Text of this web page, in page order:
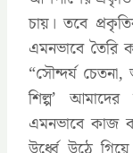
চায়। তবে
এমনভাবে তৈরি
“সৌন্দর্য
শিল্প’
এমনভাবে কাজ